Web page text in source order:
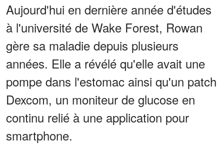
Aujourd'hui en dernière année d'études
à l'université de Wake Forest, Rowan
gère sa maladie depuis plusieurs
années. Elle a révélé qu'elle avait une
pompe dans l'estomac ainsi qu'un patch
Dexcom, un moniteur de glucose en
continu relié à une application pour
smartphone.